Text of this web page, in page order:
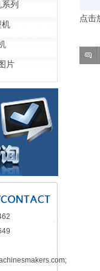
列
机
片
点击